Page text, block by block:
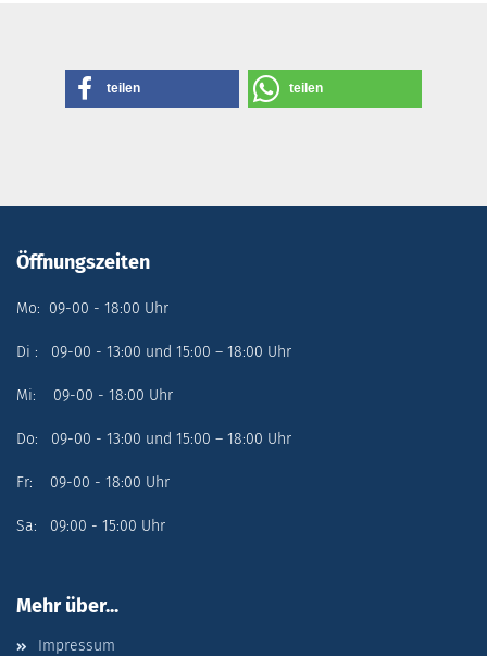
teilen teilen
Öffnungszeiten
Mo: 09-00 - 18:00 Uhr
Di : 09-00 - 13:00 und 15:00 – 18:00 Uhr
Mi: 09-00 - 18:00 Uhr
Do: 09-00 - 13:00 und 15:00 – 18:00 Uhr
Fr: 09-00 - 18:00 Uhr
Sa: 09:00 - 15:00 Uhr
Mehr über...
Impressum